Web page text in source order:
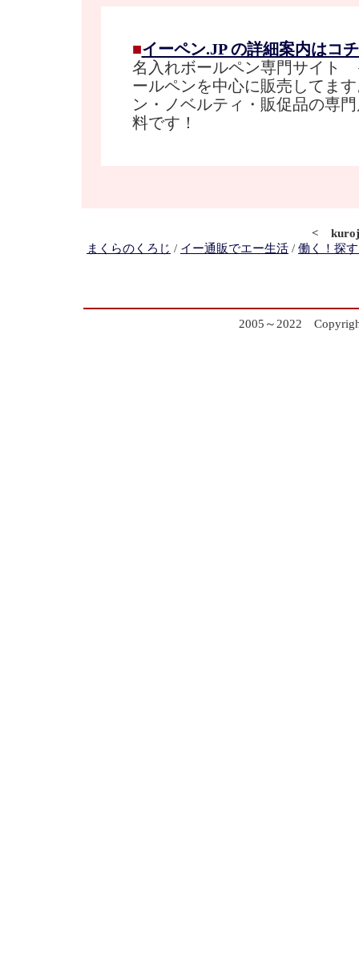
■イーペン.JP の詳細案内はコ
名入れボールペン専門サイト
ールペンを中心に販売してま
ン・ノベルティ・販促品の専
料です！
<
まくらのくろじ / イー通販でエー生活 / 働く！探
2005～2022